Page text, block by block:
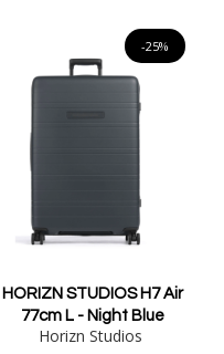
-25%
HORIZN STUDIOS H7 Air
77cm L - Night Blue
Horizn Studios